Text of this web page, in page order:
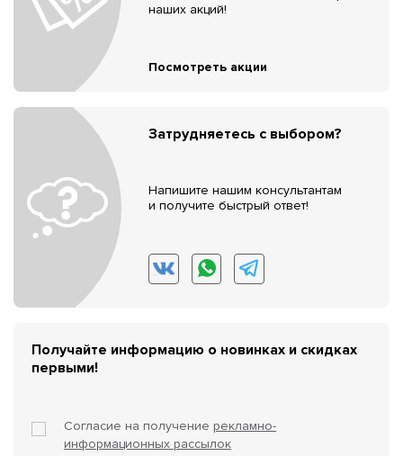
наших акций!
Посмотреть акции
Затрудняетесь с выбором?
Напишите нашим консультантам
и получите быстрый ответ!
Получайте информацию о новинках и скидках
первыми!
Согласие на получение рекламно-
информационных рассылок